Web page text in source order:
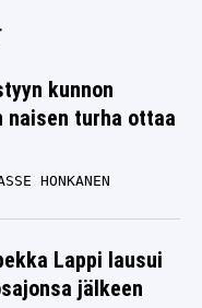
kunnon
naisen turha ottaa
HONKANEN
Lappi lausui
jälkeen